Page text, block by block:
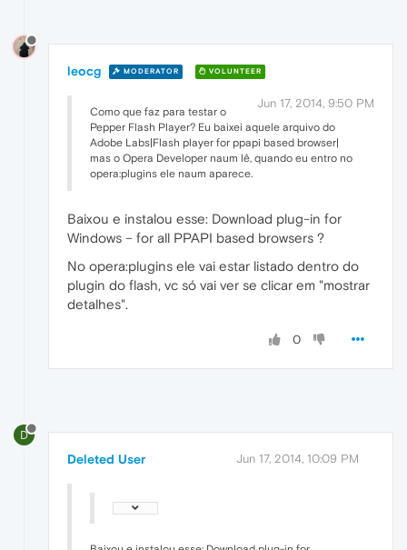
leocg MODERATOR VOLUNTEER
Jun 17, 2014, 9:50 PM
Como que faz para testar o
Pepper Flash Player? Eu baixei aquele arquivo do
Adobe Labs|Flash player for ppapi based browser|
mas o Opera Developer naum lê, quando eu entro no
opera:plugins ele naum aparece.
Baixou e instalou esse: Download plug-in for
Windows – for all PPAPI based browsers ?
No opera:plugins ele vai estar listado dentro do
plugin do flash, vc só vai ver se clicar em "mostrar
detalhes".
0
D
Deleted User Jun 17, 2014, 10:09 PM